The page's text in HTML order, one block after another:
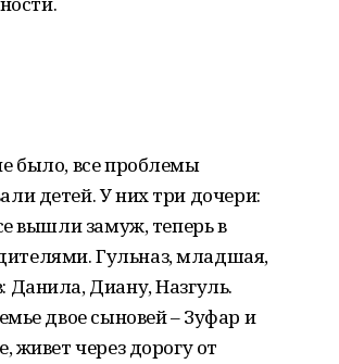
было, все проблемы
детей. У них три дочери:
вышли замуж, теперь в
Гульназ, младшая,
Данила, Диану, Назгуль.
двое сыновей – Зуфар и
живет через дорогу от